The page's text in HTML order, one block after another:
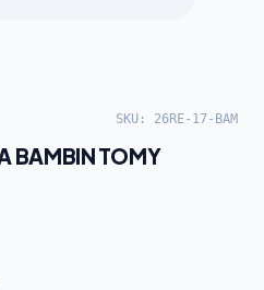
SKU: 26RE-17-BAM
BAMBIN TOMY